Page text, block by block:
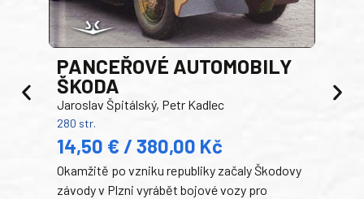
PANCEŘOVÉ AUTOMOBILY
ŠKODA
Jaroslav Špitálský, Petr Kadlec
280 str.
14,50 € / 380,00 Kč
Okamžitě po vzniku republiky začaly Škodovy
závody v Plzni vyrábět bojové vozy pro